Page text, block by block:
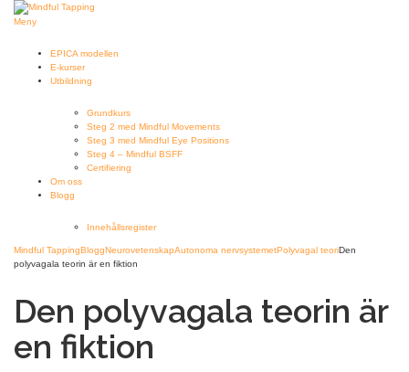
Hoppa
Meny
EPICA modellen
E-kurser
Utbildning
Grundkurs
Steg 2 med Mindful Movements
Steg 3 med Mindful Eye Positions
Steg 4 – Mindful BSFF
Certifiering
Om oss
Blogg
Innehållsregister
Mindful TappingBloggNeurovetenskapAutonoma nervsystemetPolyvagal teoriDen
polyvagala teorin är en fiktion
Den polyvagala teorin är
en fiktion